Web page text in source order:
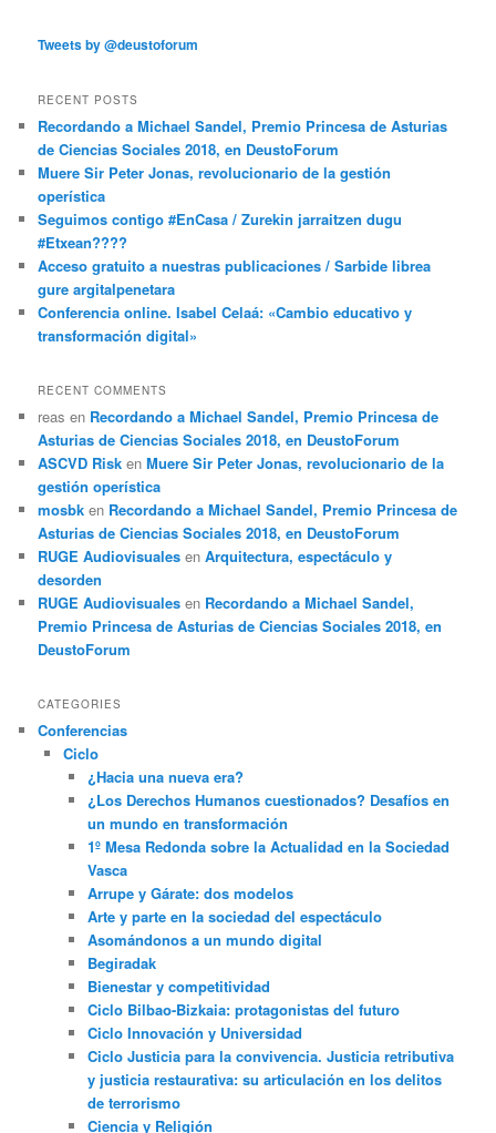
Tweets by @deustoforum
RECENT POSTS
Recordando a Michael Sandel, Premio Princesa de Asturias
de Ciencias Sociales 2018, en DeustoForum
Muere Sir Peter Jonas, revolucionario de la gestión
operística
Seguimos contigo #EnCasa / Zurekin jarraitzen dugu
#Etxean????
Acceso gratuito a nuestras publicaciones / Sarbide librea
gure argitalpenetara
Conferencia online. Isabel Celaá: «Cambio educativo y
transformación digital»
RECENT COMMENTS
reas en Recordando a Michael Sandel, Premio Princesa de
Asturias de Ciencias Sociales 2018, en DeustoForum
ASCVD Risk enMuere Sir Peter Jonas, revolucionario de la
gestión operística
mosbk en Recordando a Michael Sandel, Premio Princesa de
Asturias de Ciencias Sociales 2018, en DeustoForum
RUGE Audiovisuales enArquitectura, espectáculo y
desorden
RUGE Audiovisuales en Recordando a Michael Sandel,
Premio Princesa de Asturias de Ciencias Sociales 2018, en
DeustoForum
CATEGORIES
Conferencias
Ciclo
¿Hacia una nueva era?
¿Los Derechos Humanos cuestionados? Desafíos en
un mundo en transformación
1º Mesa Redonda sobre la Actualidad en la Sociedad
Vasca
Arrupe y Gárate: dos modelos
Arte y parte en la sociedad del espectáculo
Asomándonos a un mundo digital
Begiradak
Bienestar y competitividad
Ciclo Bilbao-Bizkaia: protagonistas del futuro
Ciclo Innovación y Universidad
Ciclo Justicia para la convivencia. Justicia retributiva
y justicia restaurativa: su articulación en los delitos
de terrorismo
Ciencia y Religión